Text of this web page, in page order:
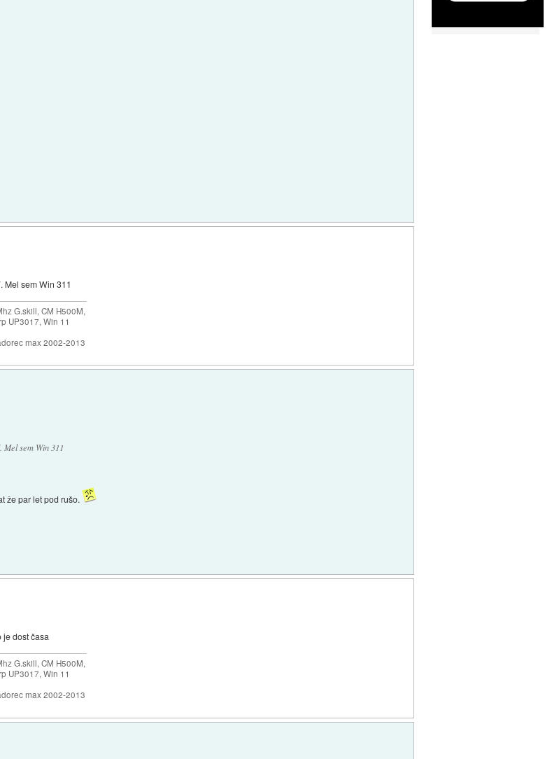
Mel sem Win 311
G.skill, CM H500M,
UP3017, Win 11
max 2002-2013
Mel sem Win 311
že par let pod rušo.
je dost časa
G.skill, CM H500M,
UP3017, Win 11
max 2002-2013